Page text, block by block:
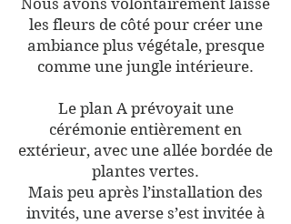
Nous avons volontairement laissé
les fleurs de côté pour créer une
ambiance plus végétale, presque
comme une jungle intérieure.
Le plan A prévoyait une
cérémonie entièrement en
extérieur, avec une allée bordée de
plantes vertes.
Mais peu après l’installation des
invités, une averse s’est invitée à